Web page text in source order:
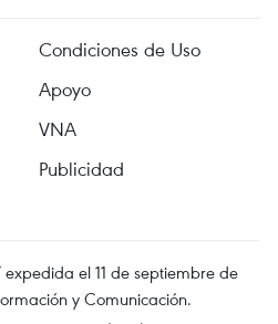
Condiciones de Uso
Apoyo
VNA
Publicidad
expedida el 11 de septiembre de
y Comunicación.